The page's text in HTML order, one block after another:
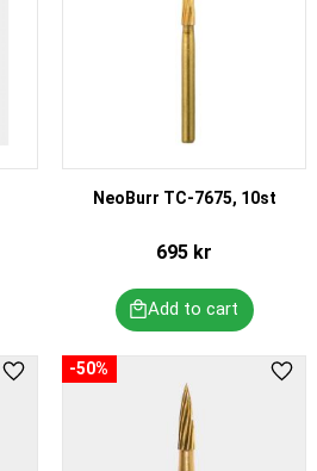
NeoBurr TC-7675, 10st
695 kr
Add to favorites
50%
Add